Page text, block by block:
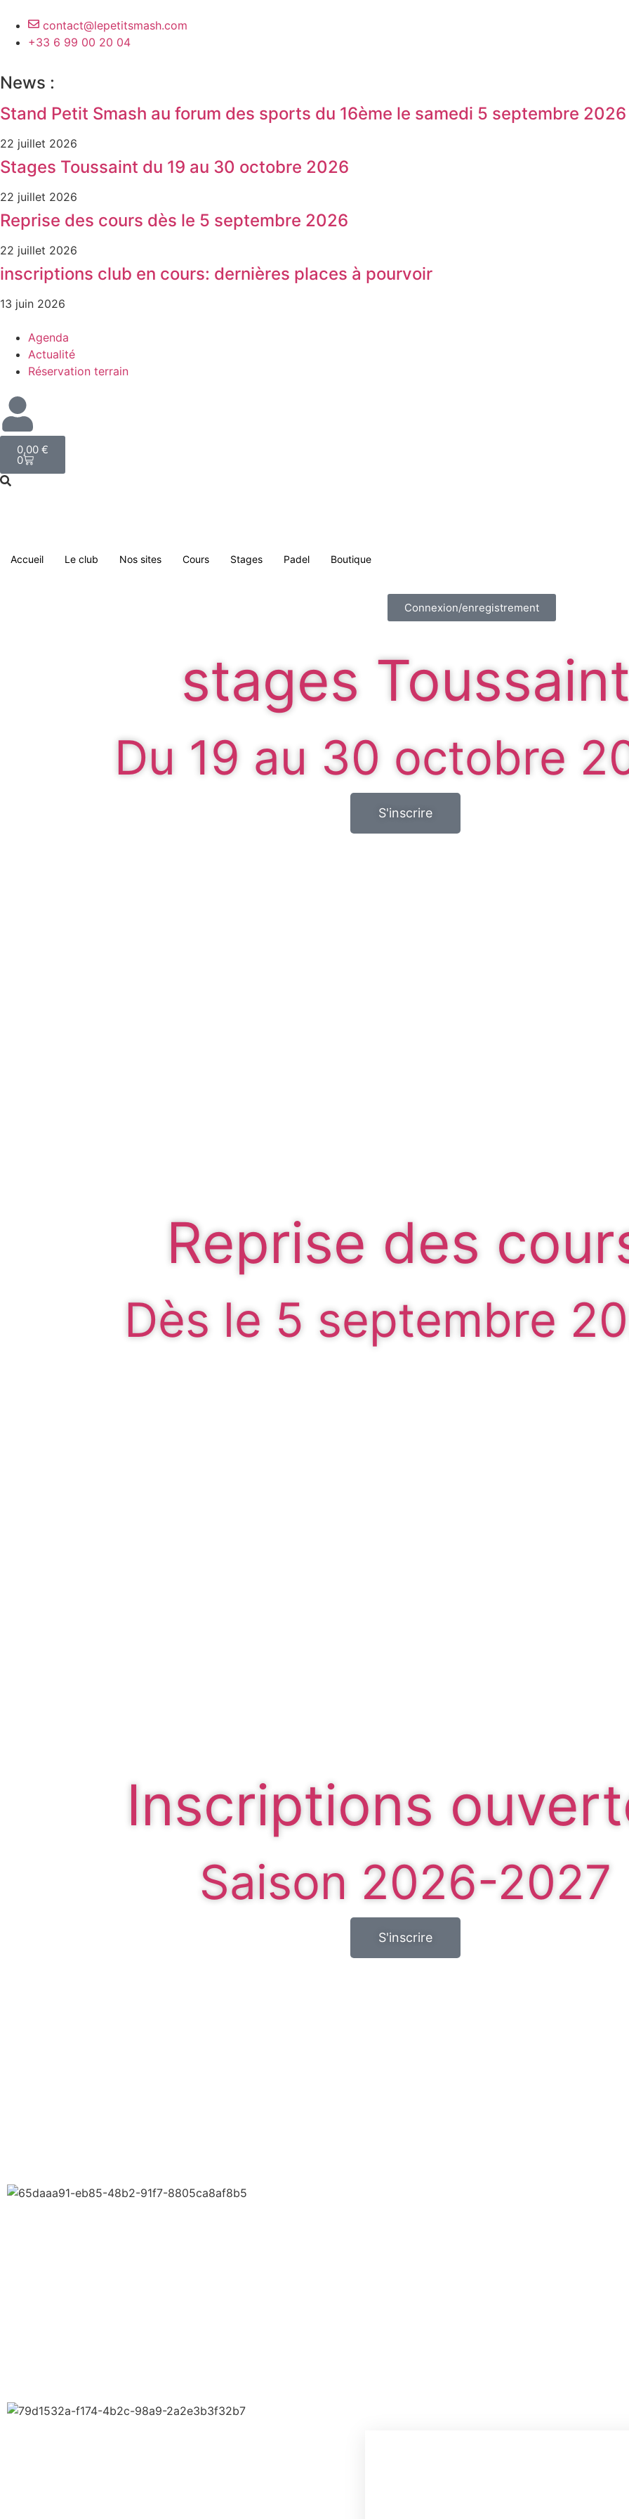
contact@lepetitsmash.com
+33 6 99 00 20 04
News :
Stand Petit Smash au forum des sports du 16ème le samedi 5 septembre 2026
22 juillet 2026
Stages Toussaint du 19 au 30 octobre 2026
22 juillet 2026
Reprise des cours dès le 5 septembre 2026
22 juillet 2026
inscriptions club en cours: dernières places à pourvoir
13 juin 2026
Agenda
Actualité
Réservation terrain
0,00 €
0
Accueil Le club Nos sites Cours Stages Padel Boutique
Connexion/enregistrement
stages
Du 19 au 30 octobre
S'inscrire
Reprise des
Dès le 5 septembre
Inscriptions
Saison 2026-2027
S'inscrire